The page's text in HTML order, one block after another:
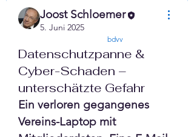
Joost Schloemer
5. Juni 2025
bdvv
Datenschutzpanne &
Cyber-Schaden –
unterschätzte Gefahr
Ein verloren gegangenes
Vereins-Laptop mit